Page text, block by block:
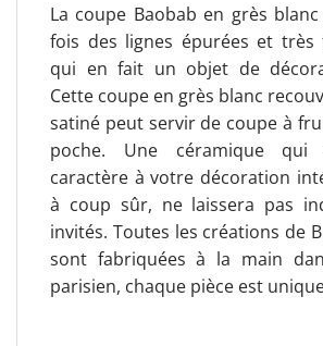
La coupe Baobab en grès
fois des lignes épurées et très
qui en fait un objet de
Cette coupe en grès blanc
satiné peut servir de coupe à
poche. Une céramique qui
caractère à votre décoration
à coup sûr, ne laissera pas
invités. Toutes les créations de
sont fabriquées à la main
parisien, chaque pièce est